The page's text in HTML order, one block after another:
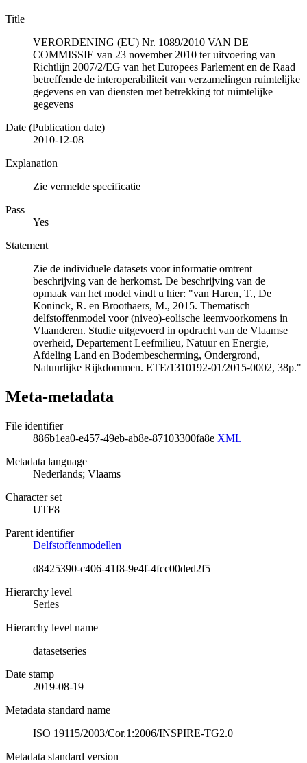
Title
VERORDENING (EU) Nr. 1089/2010 VAN DE
COMMISSIE van 23 november 2010 ter uitvoering van
Richtlijn 2007/2/EG van het Europees Parlement en de Raad
betreffende de interoperabiliteit van verzamelingen ruimtelijke
gegevens en van diensten met betrekking tot ruimtelijke
gegevens
Date (Publication date)
2010-12-08
Explanation
Zie vermelde specificatie
Pass
Yes
Statement
Zie de individuele datasets voor informatie omtrent
beschrijving van de herkomst. De beschrijving van de
opmaak van het model vindt u hier: "van Haren, T., De
Koninck, R. en Broothaers, M., 2015. Thematisch
delfstoffenmodel voor (niveo)-eolische leemvoorkomens in
Vlaanderen. Studie uitgevoerd in opdracht van de Vlaamse
overheid, Departement Leefmilieu, Natuur en Energie,
Afdeling Land en Bodembescherming, Ondergrond,
Natuurlijke Rijkdommen. ETE/1310192-01/2015-0002, 38p."
Meta-metadata
File identifier
886b1ea0-e457-49eb-ab8e-87103300fa8e XML
Metadata language
Nederlands; Vlaams
Character set
UTF8
Parent identifier
Delfstoffenmodellen
d8425390-c406-41f8-9e4f-4fcc00ded2f5
Hierarchy level
Series
Hierarchy level name
datasetseries
Date stamp
2019-08-19
Metadata standard name
ISO 19115/2003/Cor.1:2006/INSPIRE-TG2.0
Metadata standard version